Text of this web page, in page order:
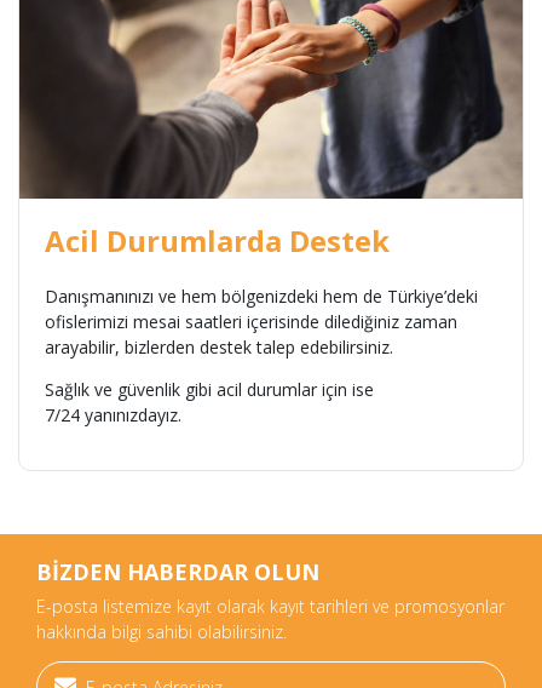
Acil Durumlarda Destek
Danışmanınızı ve hem bölgenizdeki hem de Türkiye’deki
ofislerimizi mesai saatleri içerisinde dilediğiniz zaman
arayabilir, bizlerden destek talep edebilirsiniz.
Sağlık ve güvenlik gibi acil durumlar için ise
7/24 yanınızdayız.
BİZDEN HABERDAR OLUN
E-posta listemize kayıt olarak kayıt tarihleri ve promosyonlar
hakkında bilgi sahibi olabilirsiniz.